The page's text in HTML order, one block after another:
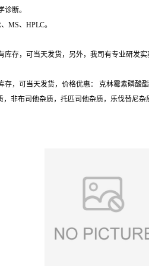
断。
MS、HPLC。
存，可当天发货，另外，我司有专业研发
，可当天发货，价格优惠： 克林霉素磷
非布司他杂质，托匹司他杂质，乐伐替尼